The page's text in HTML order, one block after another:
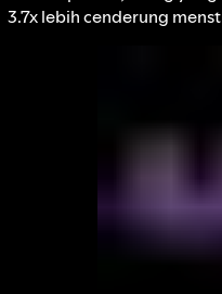
3.7x lebih cenderung